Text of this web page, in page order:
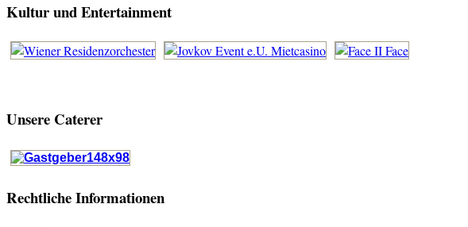
Kultur und Entertainment
Unsere Caterer
Rechtliche Informationen